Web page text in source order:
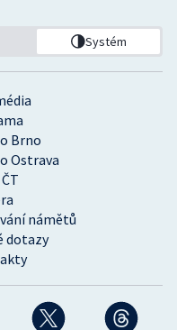
Brno
Ostrava
námětů
dotazy
Systém